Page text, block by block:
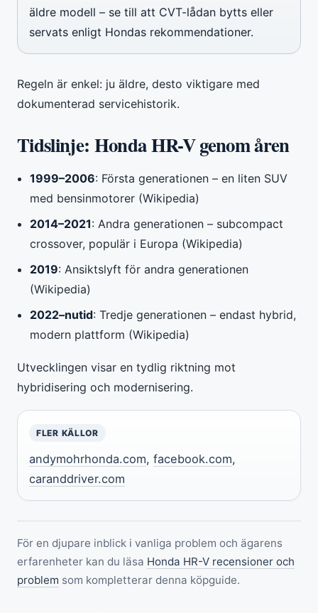
äldre modell – se till att CVT-lådan bytts eller
servats enligt Hondas rekommendationer.
Regeln är enkel: ju äldre, desto viktigare med
dokumenterad servicehistorik.
Tidslinje: Honda HR-V genom åren
1999–2006: Första generationen – en liten SUV
med bensinmotorer (Wikipedia)
2014–2021: Andra generationen – subcompact
crossover, populär i Europa (Wikipedia)
2019: Ansiktslyft för andra generationen
(Wikipedia)
2022–nutid: Tredje generationen – endast hybrid,
modern plattform (Wikipedia)
Utvecklingen visar en tydlig riktning mot
hybridisering och modernisering.
FLER KÄLLOR
andymohrhonda.com, facebook.com,
caranddriver.com
För en djupare inblick i vanliga problem och ägarens
erfarenheter kan du läsa Honda HR-V recensioner och
problem som kompletterar denna köpguide.